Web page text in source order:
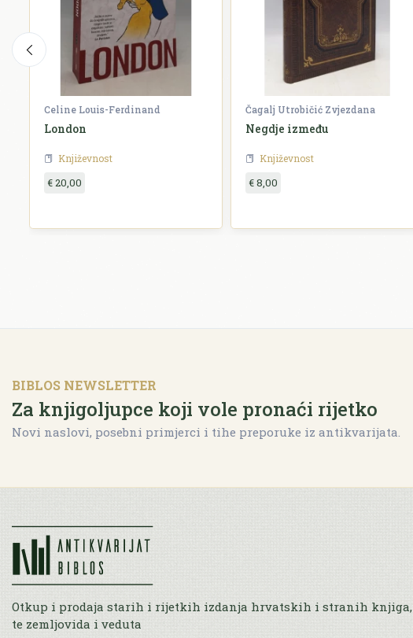
Celine Louis-Ferdinand
London
Književnost
€ 20,00
Čagalj Utrobičić Zvjezdana
Negdje između
Književnost
€ 8,00
BIBLOS NEWSLETTER
Za knjigoljupce koji vole pronaći rijetko
Novi naslovi, posebni primjerci i tihe preporuke iz antikvarijata.
Otkup i prodaja starih i rijetkih izdanja hrvatskih i stranih knjiga,
te zemljovida i veduta